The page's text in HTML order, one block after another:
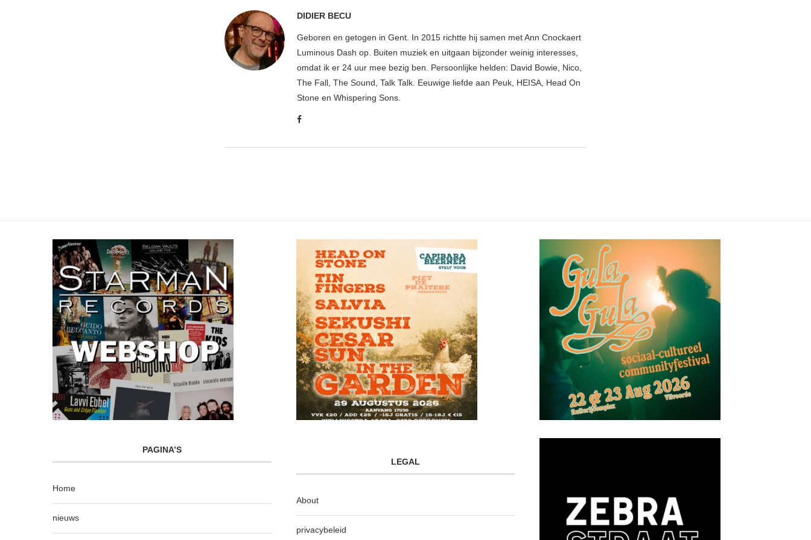
DIDIER BECU
Geboren en getogen in Gent. In 2015 richtte hij samen met Ann Cnockaert
Luminous Dash op. Buiten muziek en uitgaan bijzonder weinig interesses,
omdat ik er 24 uur mee bezig ben. Persoonlijke helden: David Bowie, Nico,
The Fall, The Sound, Talk Talk. Eeuwige liefde aan Peuk, HEISA, Head On
Stone en Whispering Sons.
PAGINA’S
Home
nieuws
LEGAL
About
privacybeleid